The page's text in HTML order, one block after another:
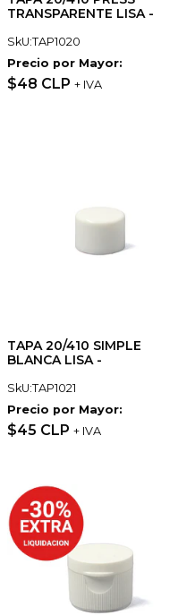
TRANSPARENTE LISA -
SkU:TAP1020
Precio por Mayor:
$48 CLP + IVA
TAPA 20/410 SIMPLE
BLANCA LISA -
SkU:TAP1021
Precio por Mayor:
$45 CLP + IVA